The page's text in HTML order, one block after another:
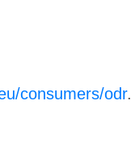
consumers/odr.